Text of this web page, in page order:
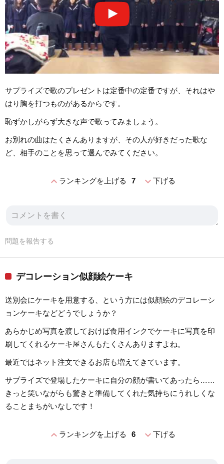
サプライズで歌のプレゼントは定番中の定番ですが、それはや
はり胸を打つものがあるからです。
恥ずかしがらず大きな声で歌ってみましょう。
お別れの曲はたくさんありますが、その人が好きだった歌な
ど、相手のことを思って選んでみてください。
expand_lessランキングを上げる 7 expand_more下げる
問題を報告する
デコレーション似顔絵ケーキ
送別会にケーキを用意する、という方には似顔絵のデコレーシ
ョンケーキなどどうでしょうか？
あらかじめ写真を渡しておけば食用インクでケーキに写真を印
刷してくれるケーキ屋さんもたくさんありますよね。
最近ではネット注文できるお店も増えてきています。
サプライズで登場したケーキに自分の顔が書いてあったら……
きっと笑いながらも驚きと準備してくれた気持ちにうれしくな
ることまちがいなしです！
expand_lessランキングを上げる 6 expand_more下げる